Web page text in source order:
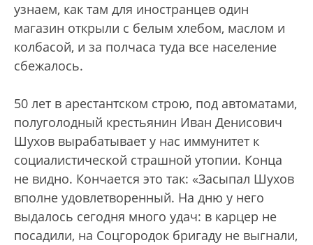
узнаем, как там для иностранцев один
магазин открыли с белым хлебом, маслом и
колбасой, и за полчаса туда все население
сбежалось.
50 лет в арестантском строю, под автоматами,
полуголодный крестьянин Иван Денисович
Шухов вырабатывает у нас иммунитет к
социалистической страшной утопии. Конца
не видно. Кончается это так: «Засыпал Шухов
вполне удовлетворенный. На дню у него
выдалось сегодня много удач: в карцер не
посадили, на Соцгородок бригаду не выгнали,